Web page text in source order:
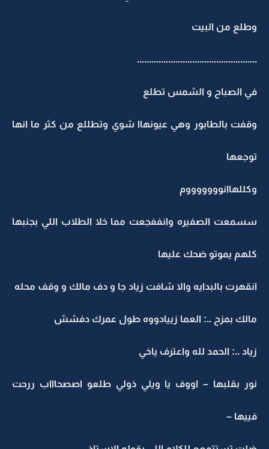
وطلع من البيت
..................................................
في الصباح و الشمس تطلع
وقفت بالطابور وهي عيونهاا شوي وتطللع من كثر ما انها
توجعها
وكللهاانوووووووم
سسمعت الصفيره وانففجعت مما خلا الطلاب اللي بجنبها
كلهم يموتو ضحك عليها
انقهرت بالبدايه والا شافت زياد جا و دف مالك و وقف محله
مالك بمزح ..: العما زييادووه طول عمرك دفشش
زياد ..: الحمد لله واعترف ياخي
نور بقلبها – اووف يا ويلي ذولي طلعو اصصحاااب ررحت
فييها –